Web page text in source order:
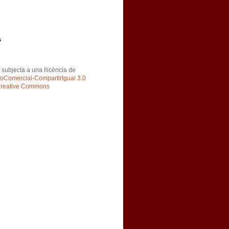
a una llicència de
CompartirIgual 3.0
Commons